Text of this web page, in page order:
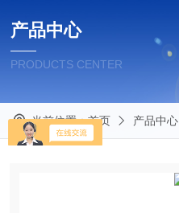
产品中心
PRODUCTS CENTER
当前位置：首页 产品中心